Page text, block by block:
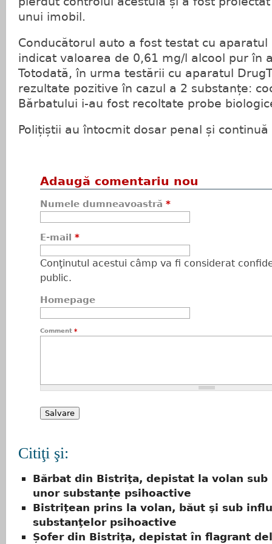
unui imobil.
Conducătorul auto a fost testat cu
indicat valoarea de 0,61 mg/l alcool pur în
Totodată, în urma testării cu aparatul
rezultate pozitive în cazul a 2 substanțe:
Bărbatului i-au fost recoltate probe
Polițiștii au întocmit dosar penal și
Adaugă comentariu nou
Numele dumneavoastră *
E-mail *
Conţinutul acestui câmp va fi considerat
public.
Homepage
Comment *
Citiţi şi:
Bărbat din Bistriţa, depistat la volan
unor substanțe psihoactive
Bistriţean prins la volan, băut şi sub
substanţelor psihoactive
Șofer din Bistriţa, depistat în flagrant